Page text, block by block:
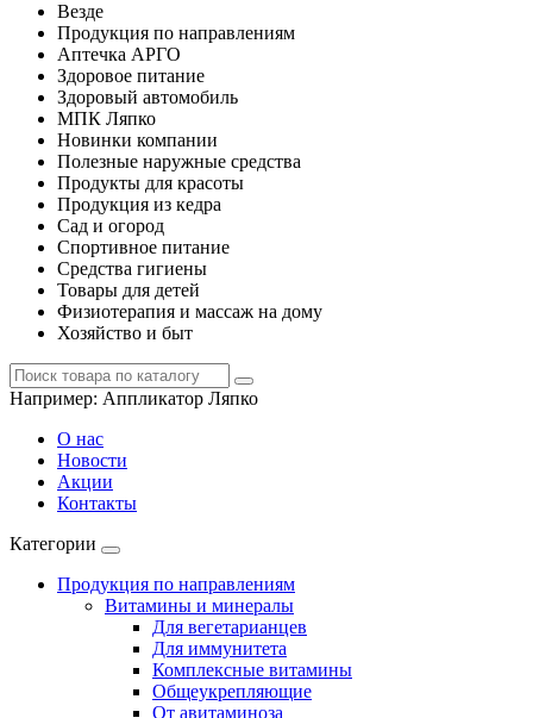
Везде
Продукция по направлениям
Аптечка АРГО
Здоровое питание
Здоровый автомобиль
МПК Ляпко
Новинки компании
Полезные наружные средства
Продукты для красоты
Продукция из кедра
Сад и огород
Спортивное питание
Средства гигиены
Товары для детей
Физиотерапия и массаж на дому
Хозяйство и быт
Например: Аппликатор Ляпко
О нас
Новости
Акции
Контакты
Категории
Продукция по направлениям
Витамины и минералы
Для вегетарианцев
Для иммунитета
Комплексные витамины
Общеукрепляющие
От авитаминоза